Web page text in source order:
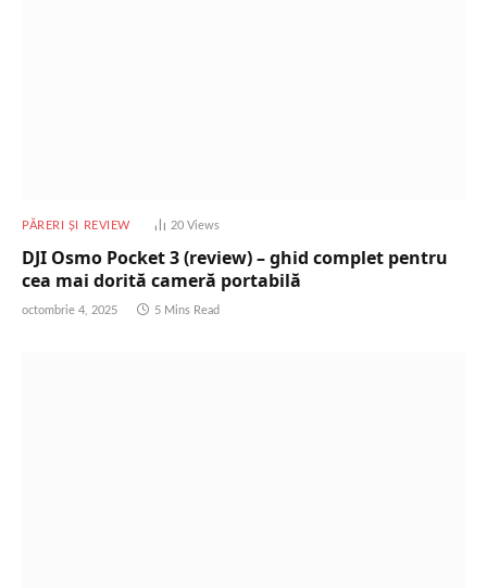
PĂRERI ȘI REVIEW 20 Views
DJI Osmo Pocket 3 (review) – ghid complet pentru
cea mai dorită cameră portabilă
octombrie 4, 2025 5 Mins Read